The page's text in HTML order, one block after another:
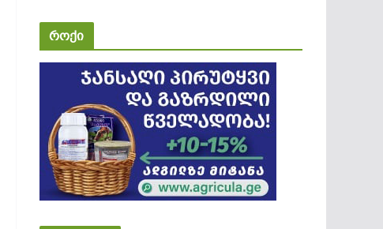
როქი